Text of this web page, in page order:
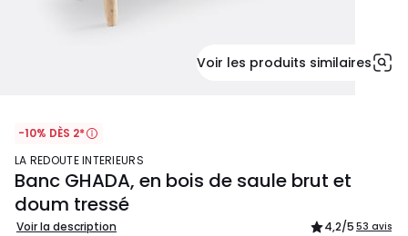
Voir les produits similaires
-10% DÈS 2*
LA REDOUTE INTERIEURS
Banc GHADA, en bois de saule brut et
doum tressé
Voir la description 4,2/5 53 avis